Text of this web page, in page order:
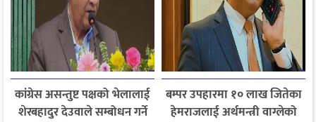
कांग्रेस असन्तुष्ट पक्षको भेलालाई
शेरबहादुर देउवाले सम्बोधन गर्ने
बम्पर उपहारमा १० लाख जितेका
हेमराजलाई अर्थमन्त्री वाग्लेको